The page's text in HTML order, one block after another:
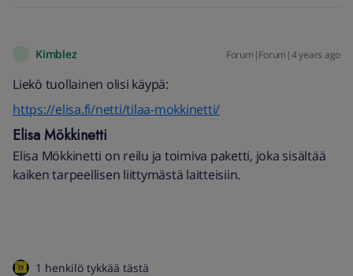
Kimblez Forum|Forum|4 years ago
Liekö tuollainen olisi käypä:
https://elisa.fi/netti/tilaa-mokkinetti/
Elisa Mökkinetti
Elisa Mökkinetti on reilu ja toimiva paketti, joka sisältää
kaiken tarpeellisen liittymästä laitteisiin.
1 henkilö tykkää tästä